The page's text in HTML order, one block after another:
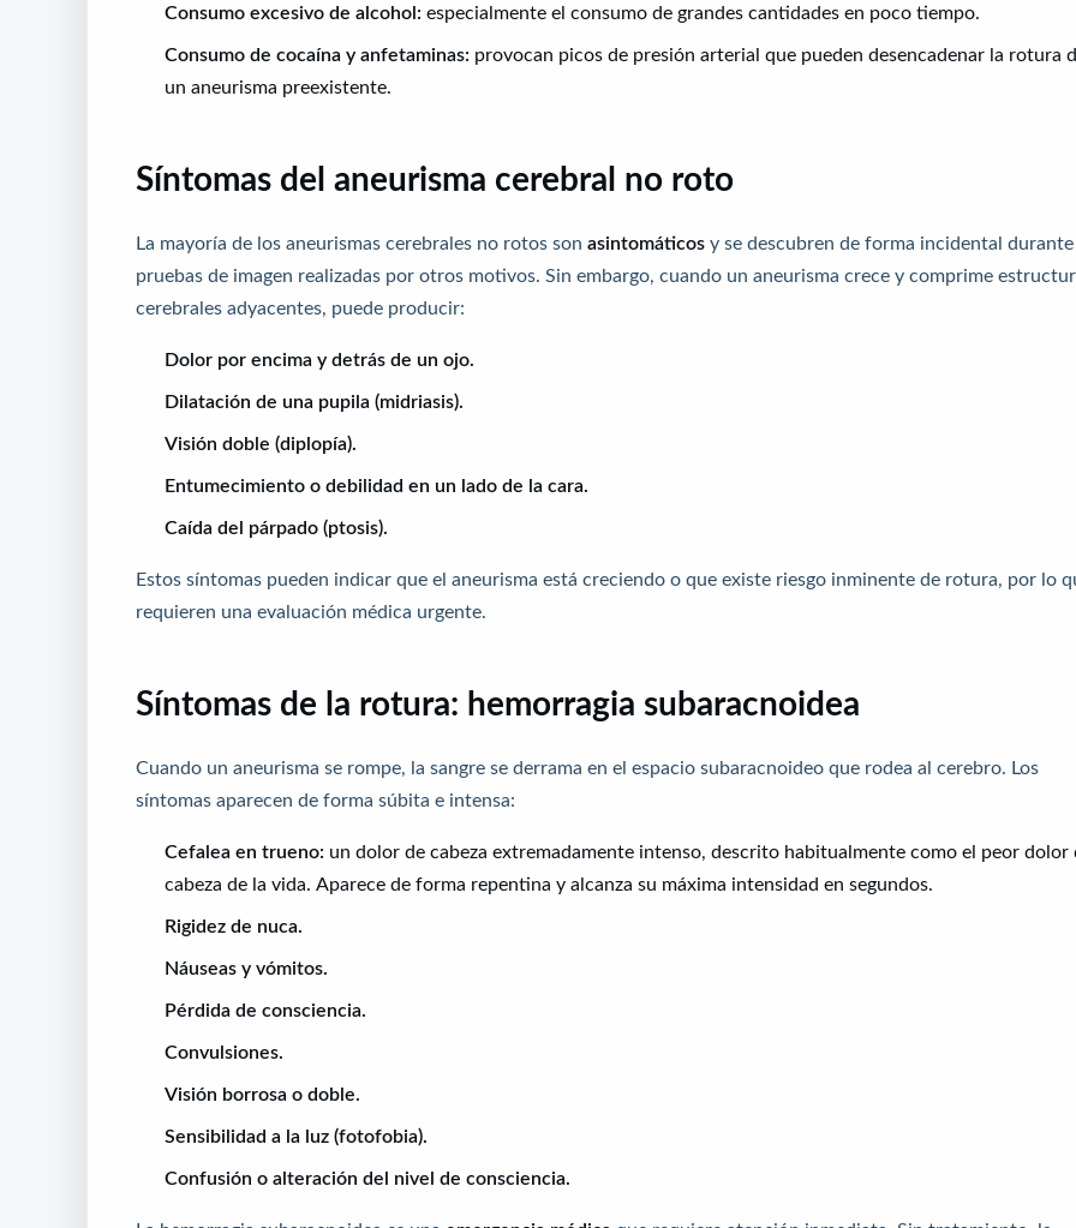
Consumo excesivo de alcohol: especialmente el consumo de grandes cantidades en poco tiempo.
Consumo de cocaína y anfetaminas: provocan picos de presión arterial que pueden desencadenar la rotura
un aneurisma preexistente.
Síntomas del aneurisma cerebral no roto
La mayoría de los aneurismas cerebrales no rotos son asintomáticos y se descubren de forma incidental durante
pruebas de imagen realizadas por otros motivos. Sin embargo, cuando un aneurisma crece y comprime
cerebrales adyacentes, puede producir:
Dolor por encima y detrás de un ojo.
Dilatación de una pupila (midriasis).
Visión doble (diplopía).
Entumecimiento o debilidad en un lado de la cara.
Caída del párpado (ptosis).
Estos síntomas pueden indicar que el aneurisma está creciendo o que existe riesgo inminente de rotura, por lo
requieren una evaluación médica urgente.
Síntomas de la rotura: hemorragia subaracnoidea
Cuando un aneurisma se rompe, la sangre se derrama en el espacio subaracnoideo que rodea al cerebro. Los
síntomas aparecen de forma súbita e intensa:
Cefalea en trueno: un dolor de cabeza extremadamente intenso, descrito habitualmente como el peor dolor
cabeza de la vida. Aparece de forma repentina y alcanza su máxima intensidad en segundos.
Rigidez de nuca.
Náuseas y vómitos.
Pérdida de consciencia.
Convulsiones.
Visión borrosa o doble.
Sensibilidad a la luz (fotofobia).
Confusión o alteración del nivel de consciencia.